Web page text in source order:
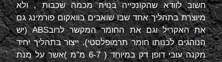
חשוב לוודא שהקונכייה בנויה מכמה שכבות , ולא
מיוצרת בתהליך אחד שבו שואבים בוואקום פורמינג גם
את האקריל וגם את החומר המקשר לרובABS(יש
הנוהגים לכנותו חומר תרמופלסטי). ייצור בתהליך יחיד
מקנה עובי דופן דק במיוחד ( 6-7 מ”מ )אשר על מנת